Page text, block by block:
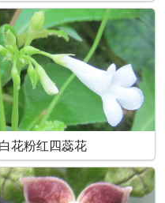
白花粉红四蕊花